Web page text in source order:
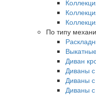
По типу
Диван
Диваны
Диваны
Диваны